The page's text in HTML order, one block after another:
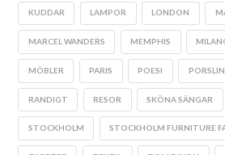
KUDDAR LAMPOR LONDON
MARCEL WANDERS MEMPHIS
MÖBLER PARIS POESI PORSLIN
RANDIGT RESOR SKÖNA SÄNGAR
STOCKHOLM STOCKHOLM FURNITURE